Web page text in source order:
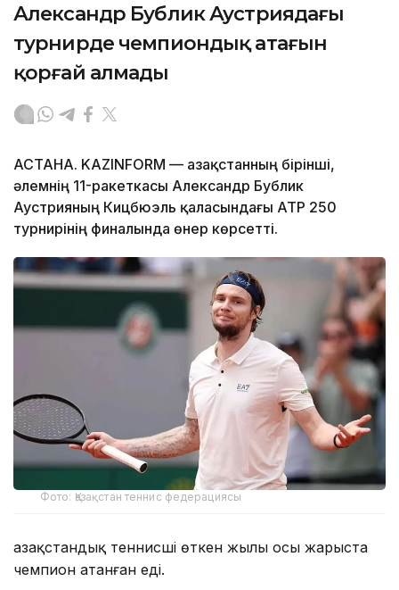
Александр Бублик Аустриядағы
турнирде чемпиондық атағын
қорғай алмады
АСТАНА. KAZINFORM — Қазақстанның бірінші,
әлемнің 11-ракеткасы Александр Бублик
Аустрияның Кицбюэль қаласындағы ATP 250
турнирінің финалында өнер көрсетті.
Фото: Қазақстан теннис федерациясы
Қазақстандық теннисші өткен жылы осы жарыста
чемпион атанған еді.